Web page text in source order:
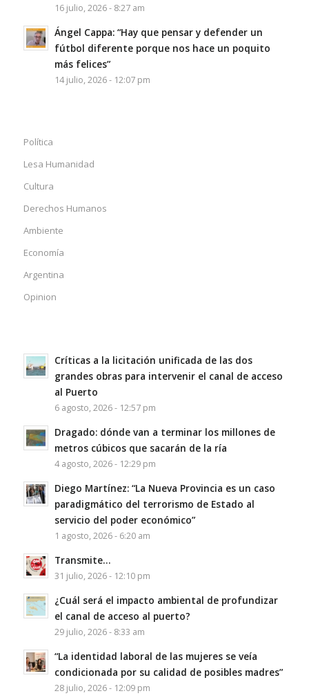
16 julio, 2026 - 8:27 am
Ángel Cappa: “Hay que pensar y defender un
fútbol diferente porque nos hace un poquito
más felices”
14 julio, 2026 - 12:07 pm
Política
Lesa Humanidad
Cultura
Derechos Humanos
Ambiente
Economía
Argentina
Opinion
Críticas a la licitación unificada de las dos
grandes obras para intervenir el canal de acceso
al Puerto
6 agosto, 2026 - 12:57 pm
Dragado: dónde van a terminar los millones de
metros cúbicos que sacarán de la ría
4 agosto, 2026 - 12:29 pm
Diego Martínez: “La Nueva Provincia es un caso
paradigmático del terrorismo de Estado al
servicio del poder económico”
1 agosto, 2026 - 6:20 am
Transmite…
31 julio, 2026 - 12:10 pm
¿Cuál será el impacto ambiental de profundizar
el canal de acceso al puerto?
29 julio, 2026 - 8:33 am
“La identidad laboral de las mujeres se veía
condicionada por su calidad de posibles madres”
28 julio, 2026 - 12:09 pm